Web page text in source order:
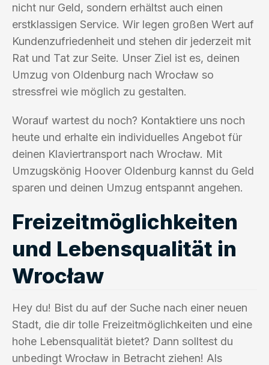
nicht nur Geld, sondern erhältst auch einen
erstklassigen Service. Wir legen großen Wert auf
Kundenzufriedenheit und stehen dir jederzeit mit
Rat und Tat zur Seite. Unser Ziel ist es, deinen
Umzug von Oldenburg nach Wrocław so
stressfrei wie möglich zu gestalten.
Worauf wartest du noch? Kontaktiere uns noch
heute und erhalte ein individuelles Angebot für
deinen Klaviertransport nach Wrocław. Mit
Umzugskönig Hoover Oldenburg kannst du Geld
sparen und deinen Umzug entspannt angehen.
Freizeitmöglichkeiten
und Lebensqualität in
Wrocław
Hey du! Bist du auf der Suche nach einer neuen
Stadt, die dir tolle Freizeitmöglichkeiten und eine
hohe Lebensqualität bietet? Dann solltest du
unbedingt Wrocław in Betracht ziehen! Als